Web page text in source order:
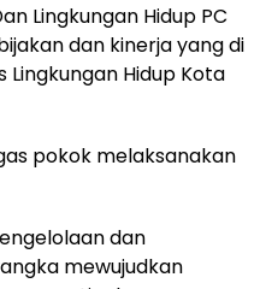
Lingkungan Hidup PC
dan kinerja yang di
Lingkungan Hidup Kota
pokok melaksanakan
dan
mewujudkan